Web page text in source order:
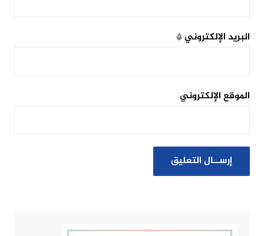
البريد الإلكتروني*
الموقع الإلكتروني